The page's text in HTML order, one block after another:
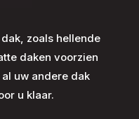
zoals hellende
daken voorzien
uw andere dak
u klaar.